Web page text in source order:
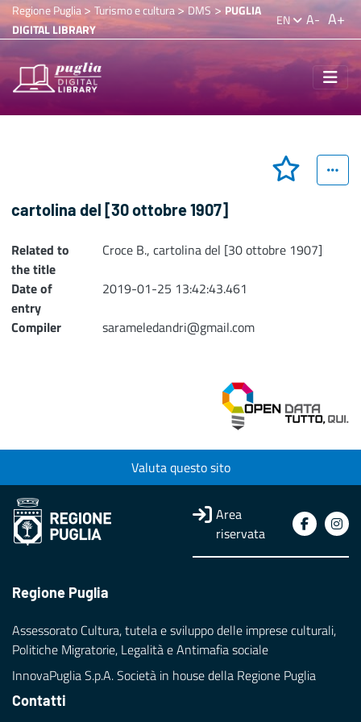
Regione Puglia> Turismo e cultura>DMS > PUGLIA
DIGITAL LIBRARY
EN A- A+
cartolina del [30 ottobre 1907]
Related to
the title
Croce B., cartolina del [30 ottobre 1907]
Date of
entry
2019-01-25 13:42:43.461
Compiler
sarameledandri@gmail.com
Valuta questo sito
Area
riservata
Regione Puglia
Assessorato Cultura, tutela e sviluppo delle imprese culturali,
Politiche Migratorie, Legalità e Antimafia sociale
InnovaPuglia S.p.A. Società in house della Regione Puglia
Contatti